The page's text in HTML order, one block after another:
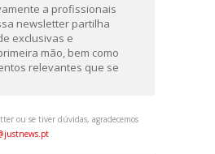
a profissionais
newsletter partilha
exclusivas e
mão, bem como
relevantes que se
ou se tiver dúvidas, agradecemos